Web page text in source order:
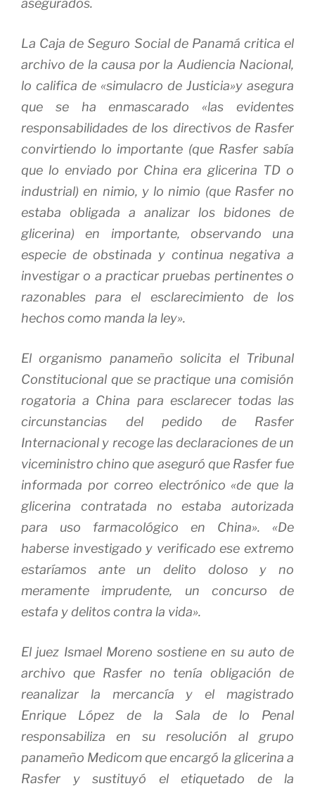
asegurados.
La Caja de Seguro Social de Panamá critica el
archivo de la causa por la Audiencia Nacional,
lo califica de «simulacro de Justicia»y asegura
que se ha enmascarado «las evidentes
responsabilidades de los directivos de Rasfer
convirtiendo lo importante (que Rasfer sabía
que lo enviado por China era glicerina TD o
industrial) en nimio, y lo nimio (que Rasfer no
estaba obligada a analizar los bidones de
glicerina) en importante, observando una
especie de obstinada y continua negativa a
investigar o a practicar pruebas pertinentes o
razonables para el esclarecimiento de los
hechos como manda la ley».
El organismo panameño solicita el Tribunal
Constitucional que se practique una comisión
rogatoria a China para esclarecer todas las
circunstancias del pedido de Rasfer
Internacional y recoge las declaraciones de un
viceministro chino que aseguró que Rasfer fue
informada por correo electrónico «de que la
glicerina contratada no estaba autorizada
para uso farmacológico en China». «De
haberse investigado y verificado ese extremo
estaríamos ante un delito doloso y no
meramente imprudente, un concurso de
estafa y delitos contra la vida».
El juez Ismael Moreno sostiene en su auto de
archivo que Rasfer no tenía obligación de
reanalizar la mercancía y el magistrado
Enrique López de la Sala de lo Penal
responsabiliza en su resolución al grupo
panameño Medicom que encargó la glicerina a
Rasfer y sustituyó el etiquetado de la